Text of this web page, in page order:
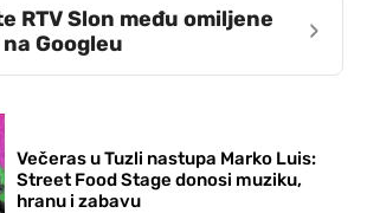
RTV Slon među omiljene
Googleu
›
Večeras u Tuzli nastupa Marko Luis:
Street Food Stage donosi muziku,
hranu i zabavu